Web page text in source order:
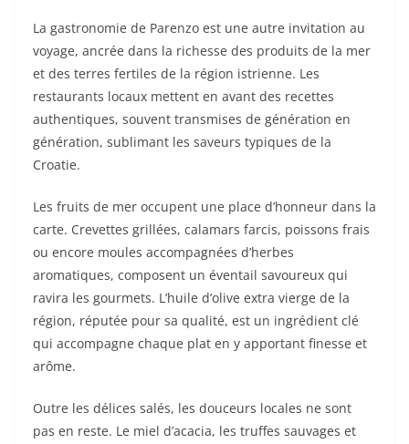
La gastronomie de Parenzo est une autre invitation au
voyage, ancrée dans la richesse des produits de la mer
et des terres fertiles de la région istrienne. Les
restaurants locaux mettent en avant des recettes
authentiques, souvent transmises de génération en
génération, sublimant les saveurs typiques de la
Croatie.
Les fruits de mer occupent une place d’honneur dans la
carte. Crevettes grillées, calamars farcis, poissons frais
ou encore moules accompagnées d’herbes
aromatiques, composent un éventail savoureux qui
ravira les gourmets. L’huile d’olive extra vierge de la
région, réputée pour sa qualité, est un ingrédient clé
qui accompagne chaque plat en y apportant finesse et
arôme.
Outre les délices salés, les douceurs locales ne sont
pas en reste. Le miel d’acacia, les truffes sauvages et